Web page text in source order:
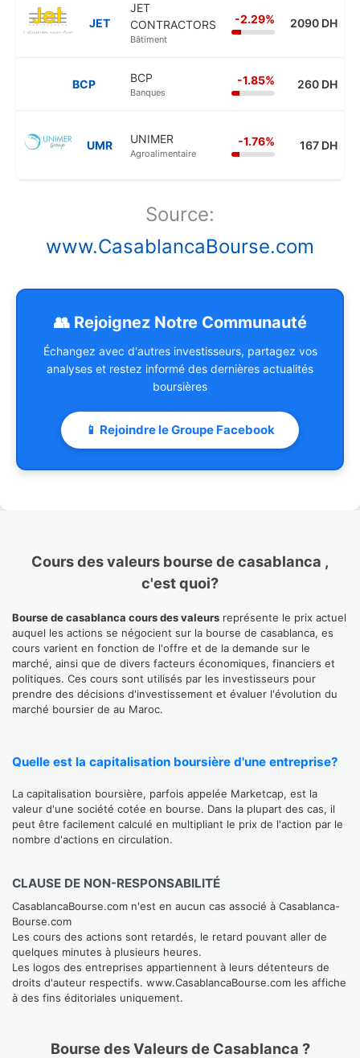
JET
JET
CONTRACTORS
Bâtiment
-2.29% 2090 DH
BCP BCP
Banques
-1.85% 260 DH
UMR UNIMER
Agroalimentaire
-1.76% 167 DH
Source:
www.CasablancaBourse.com
👥 Rejoignez Notre Communauté
Échangez avec d'autres investisseurs, partagez vos
analyses et restez informé des dernières actualités
boursières
📱 Rejoindre le Groupe Facebook
Cours des valeurs bourse de casablanca ,
c'est quoi?
Bourse de casablanca cours des valeurs représente le prix actuel
auquel les actions se négocient sur la bourse de casablanca, es
cours varient en fonction de l'offre et de la demande sur le
marché, ainsi que de divers facteurs économiques, financiers et
politiques. Ces cours sont utilisés par les investisseurs pour
prendre des décisions d'investissement et évaluer l'évolution du
marché boursier de au Maroc.
Quelle est la capitalisation boursière d'une entreprise?
La capitalisation boursière, parfois appelée Marketcap, est la
valeur d'une société cotée en bourse. Dans la plupart des cas, il
peut être facilement calculé en multipliant le prix de l'action par le
nombre d'actions en circulation.
CLAUSE DE NON-RESPONSABILITÉ
CasablancaBourse.com n'est en aucun cas associé à Casablanca-
Bourse.com
Les cours des actions sont retardés, le retard pouvant aller de
quelques minutes à plusieurs heures.
Les logos des entreprises appartiennent à leurs détenteurs de
droits d'auteur respectifs. www.CasablancaBourse.com les affiche
à des fins éditoriales uniquement.
Bourse des Valeurs de Casablanca ?